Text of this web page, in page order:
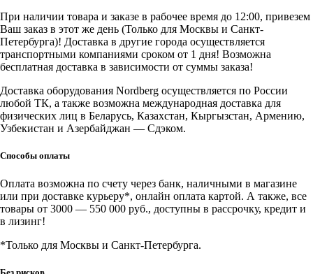
для
ультразвуковых
ванн,
сухой
концентрат,
кг
При наличии товара и заказе в рабочее время до 12:00, привезем
Ваш заказ в этот же день (Только для Москвы и Санкт-
Петербурга)! Доставка в другие города осуществляется
транспортными компаниями сроком от 1 дня! Возможна
бесплатная доставка в зависимости от суммы заказа!
Доставка оборудования Nordberg осуществляется по России
любой ТК, а также возможна международная доставка для
физических лиц в Беларусь, Казахстан, Кыргызстан, Армению,
Узбекистан и Азербайджан — Сдэком.
Способы оплаты
Оплата возможна по счету через банк, наличными в магазине
или при доставке курьеру*, онлайн оплата картой. А также, все
товары от 3000 — 550 000 руб., доступны в рассрочку, кредит и
в лизинг!
*Только для Москвы и Санкт-Петербурга.